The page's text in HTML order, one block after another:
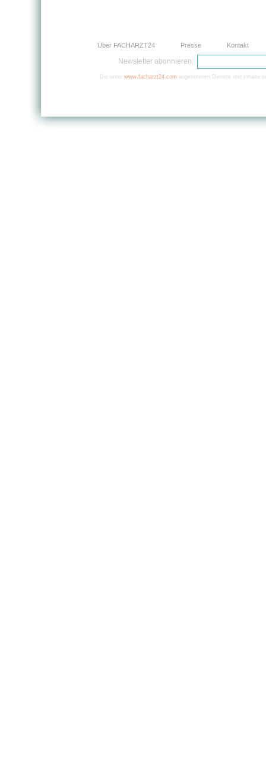
Über FACHARZT24 Presse Kontakt
Newsletter abonnieren:
Die unter www.facharzt24.com angebotenen Dienste und Inhalte